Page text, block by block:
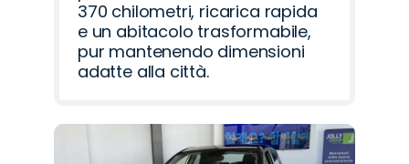
370 chilometri, ricarica rapida
e un abitacolo trasformabile,
pur mantenendo dimensioni
adatte alla città.